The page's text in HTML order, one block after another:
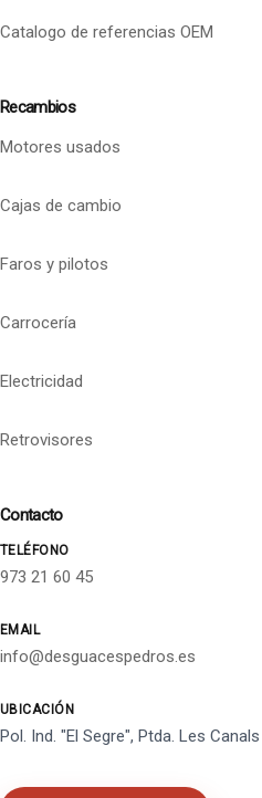
Catalogo de referencias OEM
Recambios
Motores usados
Cajas de cambio
Faros y pilotos
Carrocería
Electricidad
Retrovisores
Contacto
TELÉFONO
973 21 60 45
EMAIL
info@desguacespedros.es
UBICACIÓN
Pol. Ind. "El Segre", Ptda. Les